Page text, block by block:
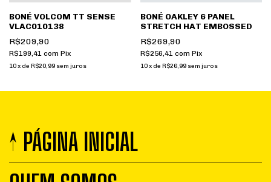
BONÉ VOLCOM TT SENSE
VLAC010138
R$209,90
R$199,41 com Pix
10x de R$20,99 sem juros
BONÉ OAKLEY 6 PANEL
STRETCH HAT EMBOSSED
R$269,90
R$256,41 com Pix
10 x de R$26,99 sem juros
↑ PÁGINA INICIAL